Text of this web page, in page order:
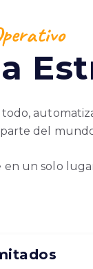
del
en un solo